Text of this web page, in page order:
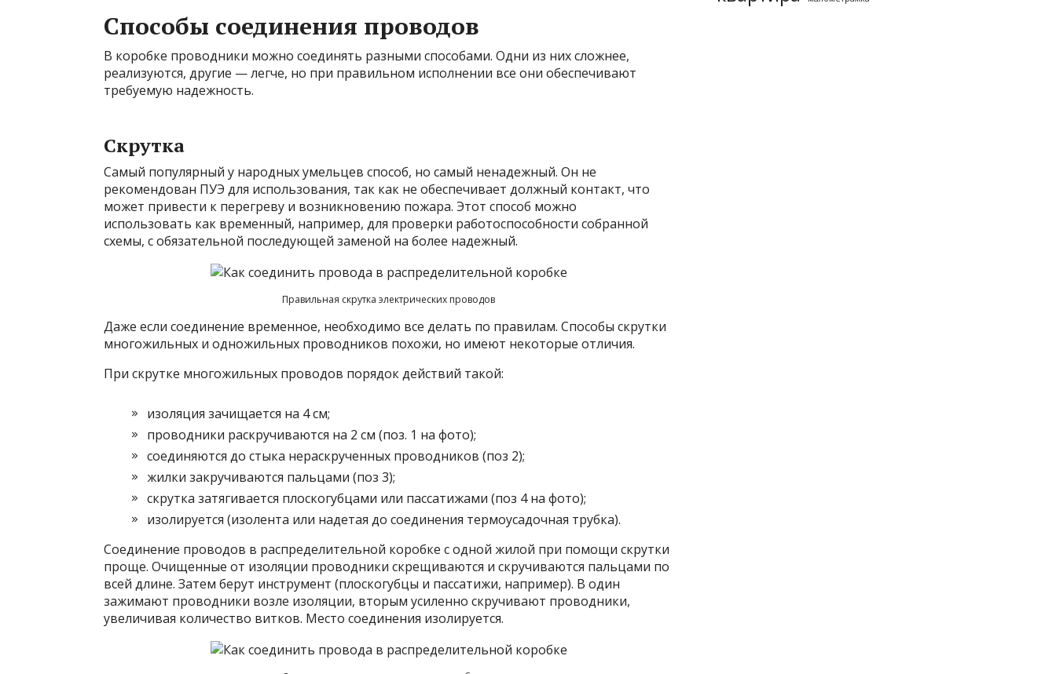
Способы соединения проводов
В коробке проводники можно соединять разными способами. Одни из них сложнее,
реализуются, другие — легче, но при правильном исполнении все они обеспечивают
требуемую надежность.
Скрутка
Самый популярный у народных умельцев способ, но самый ненадежный. Он не
рекомендован ПУЭ для использования, так как не обеспечивает должный контакт, что
может привести к перегреву и возникновению пожара. Этот способ можно
использовать как временный, например, для проверки работоспособности собранной
схемы, с обязательной последующей заменой на более надежный.
Правильная скрутка электрических проводов
Даже если соединение временное, необходимо все делать по правилам. Способы скрутки
многожильных и одножильных проводников похожи, но имеют некоторые отличия.
При скрутке многожильных проводов порядок действий такой:
изоляция зачищается на 4 см;
проводники раскручиваются на 2 см (поз. 1 на фото);
соединяются до стыка нераскрученных проводников (поз 2);
жилки закручиваются пальцами (поз 3);
скрутка затягивается плоскогубцами или пассатижами (поз 4 на фото);
изолируется (изолента или надетая до соединения термоусадочная трубка).
Соединение проводов в распределительной коробке с одной жилой при помощи скрутки
проще. Очищенные от изоляции проводники скрещиваются и скручиваются пальцами по
всей длине. Затем берут инструмент (плоскогубцы и пассатижи, например). В один
зажимают проводники возле изоляции, вторым усиленно скручивают проводники,
увеличивая количество витков. Место соединения изолируется.